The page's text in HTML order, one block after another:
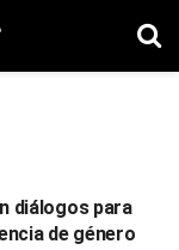
diálogos para
de género